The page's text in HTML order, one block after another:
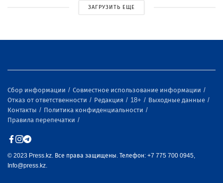
ЗАГРУЗИТЬ ЕЩЕ
Сбор информации
Совместное использование информации
Отказ от ответственности
Редакция 18+
Выходные данные
Контакты
Политика конфиденциальности
Правила перепечатки
© 2023 Press.kz. Все права защищены. Телефон: +7 775 700 0945,
Info@press.kz.